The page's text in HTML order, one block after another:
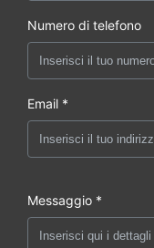
Numero di telefono
Email *
Messaggio *